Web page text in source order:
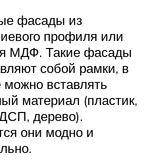
фасады из
профиля или
МДФ. Такие фасады
собой рамки, в
можно вставлять
материал (пластик,
дерево).
они модно и